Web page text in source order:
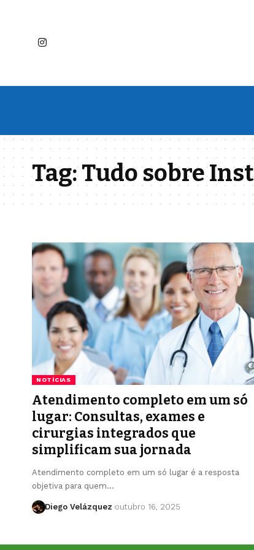
Tag:Tudo sobre
NOTÍCIAS
Atendimento completo em um só
lugar: Consultas, exames e
cirurgias integrados que
simplificam sua jornada
Atendimento completo em um só lugar é a resposta
objetiva para quem…
Diego Velázquez outubro 16, 2025